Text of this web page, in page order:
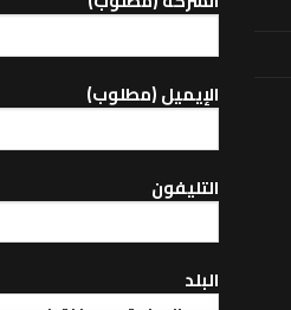
اﻹيميل (مطلوب)
التليفون
البلد